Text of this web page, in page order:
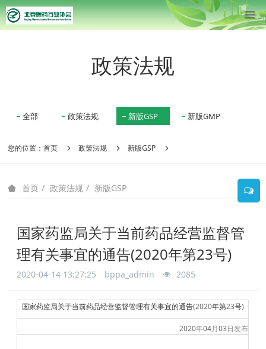
政策法规
全部 政策法规 新版GSP 新版GMP
您的位置：首页 政策法规 新版GSP
首页 政策法规 新版GSP
国家药监局关于当前药品经营监督管
理有关事宜的通告(2020年第23号)
2020-04-14 13:27:25 bppa_admin 2085
国家药监局关于当前药品经营监督管理有关事宜的通告(2020年第23号)
2020年04月03日发布